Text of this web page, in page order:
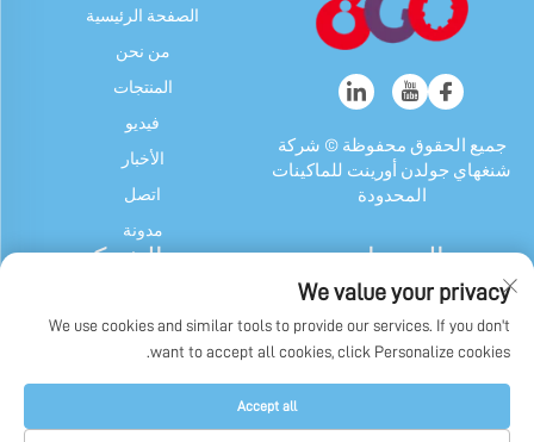
جميع الحقوق محفوظة © شركة
شنغهاي جولدن أورينت للماكينات
المحدودة
الصفحة الرئيسية
من نحن
المنتجات
فيديو
الأخبار
اتصل
مدونة
المنتجات
آلة الحلوى والعلكة
جهاز شوكولاتة
ماكينة تغليف الحلوى والعلكة
آلات أخرى
عن الشركة
تاريخنا
We value your privacy
We use cookies and similar tools to provide our services. If you don't
want to accept all cookies, click Personalize cookies.
Accept all